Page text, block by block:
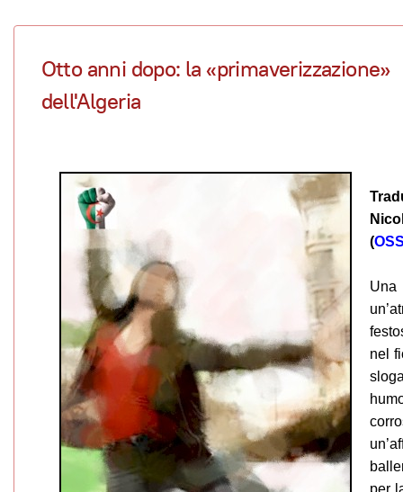
Otto anni dopo: la «primaverizzazione»
dell'Algeria
(
nel
per